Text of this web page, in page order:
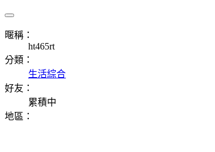
暱稱：
ht465rt
分類：
生活綜合
好友：
累積中
地區：